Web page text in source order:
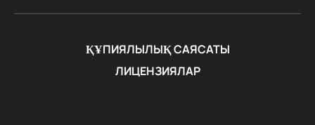
ҚҰПИЯЛЫЛЫҚ САЯСАТЫ
ЛИЦЕНЗИЯЛАР